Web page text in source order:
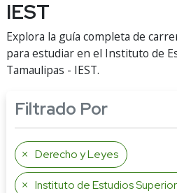
IEST
Explora la guía completa de
para estudiar en el Instituto de
Tamaulipas - IEST.
Filtrado Por
Derecho y Leyes
Instituto de Estudios Superiores de